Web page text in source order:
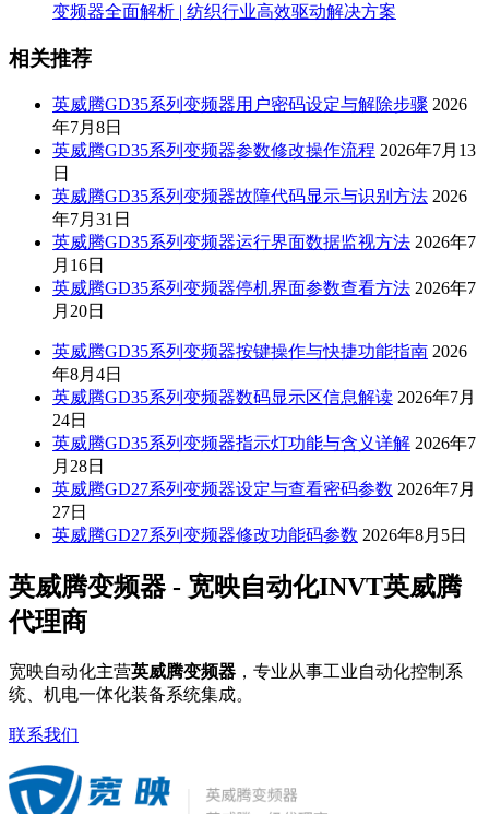
变频器全面解析 | 纺织行业高效驱动解决方案
相关推荐
英威腾GD35系列变频器用户密码设定与解除步骤 2026
年7月8日
英威腾GD35系列变频器参数修改操作流程 2026年7月13
日
英威腾GD35系列变频器故障代码显示与识别方法 2026
年7月31日
英威腾GD35系列变频器运行界面数据监视方法 2026年7
月16日
英威腾GD35系列变频器停机界面参数查看方法 2026年7
月20日
英威腾GD35系列变频器按键操作与快捷功能指南 2026
年8月4日
英威腾GD35系列变频器数码显示区信息解读 2026年7月
24日
英威腾GD35系列变频器指示灯功能与含义详解 2026年7
月28日
英威腾GD27系列变频器设定与查看密码参数 2026年7月
27日
英威腾GD27系列变频器修改功能码参数 2026年8月5日
英威腾变频器 - 宽映自动化INVT英威腾
代理商
宽映自动化主营英威腾变频器 ，专业从事工业自动化控制系
统、机电一体化装备系统集成。
联系我们